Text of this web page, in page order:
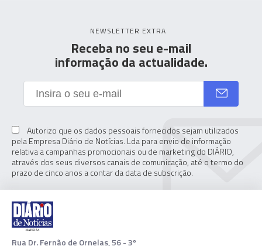
NEWSLETTER EXTRA
Receba no seu e-mail
informação da actualidade.
Autorizo que os dados pessoais fornecidos sejam utilizados
pela Empresa Diário de Notícias. Lda para envio de informação
relativa a campanhas promocionais ou de marketing do DIÁRIO,
através dos seus diversos canais de comunicação, até o termo do
prazo de cinco anos a contar da data de subscrição.
Rua Dr. Fernão de Ornelas, 56 - 3º